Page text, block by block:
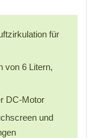
für
von 6 Litern,
DC-Motor
und